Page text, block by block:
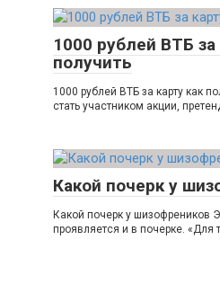
1000 рублей ВТБ за
получить
1000 рублей ВТБ за карту как
стать участником акции,
Какой почерк у
Какой почерк у шизофреников
проявляется и в почерке. «Для